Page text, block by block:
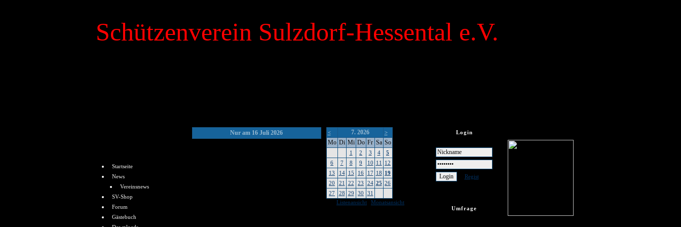
Schützenverein Sulzdorf-Hessental e.V.
Startseite
News
Vereinsnews
SV-Shop
Forum
Gästebuch
Nur am 16 Juli 2026 < 7. 2026 >
Mo Di Mi Do Fr Sa So
1 2 3 4
5
6
7 8 9 10 11
12
13
14 15 16 17 18 19
20
21 22 23 24 25 26
27
28 29 30
31
Listenansicht
Monatsansicht
Login
Regist
Umfrage